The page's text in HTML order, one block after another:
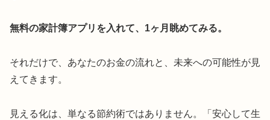
無料の家計簿アプリを入れて、1ヶ月眺めてみる。
それだけで、あなたのお金の流れと、未来への可能性が見
えてきます。
見える化は、単なる節約術ではありません。「安心して生